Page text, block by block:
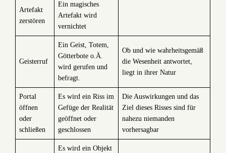
Artefakt
zerstören
Ein magisches
Artefakt wird
vernichtet
Geisterruf
Ein Geist, Totem,
Götterbote o.Ä.
wird gerufen und
befragt.
Ob und wie wahrheitsgemäß
die Wesenheit antwortet,
liegt in ihrer Natur
Portal
öffnen
oder
schließen
Es wird ein Riss im
Gefüge der Realität
geöffnet oder
geschlossen
Die Auswirkungen und das
Ziel dieses Risses sind für
nahezu niemanden
vorhersagbar
Es wird ein Objekt